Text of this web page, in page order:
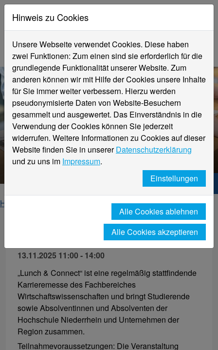
Veranstaltungsdetails
Hochschule Niederrhein. Dein Weg.
Home
Veranstaltungen
Lunch & Connect 2025
13.11.2025 11:00 - 14:00
„Lunch & Connect“ ist eine regelmäßig stattfindende
Karrieremesse des Fachbereiches
Wirtschaftswissenschaften und bringt Studierende
sowie Absolventinnen und Absolventen der
Hochschule Niederrhein und Unternehmen der
Region zusammen.
Teilnahmevoraussetzungen: Die Veranstaltung
Hinweis zu Cookies
Unsere Webseite verwendet Cookies. Diese haben
zwei Funktionen: Zum einen sind sie erforderlich für die
grundlegende Funktionalität unserer Website. Zum
anderen können wir mit Hilfe der Cookies unsere Inhalte
für Sie immer weiter verbessern. Hierzu werden
pseudonymisierte Daten von Website-Besuchern
gesammelt und ausgewertet. Das Einverständnis in die
Verwendung der Cookies können Sie jederzeit
widerrufen. Weitere Informationen zu Cookies auf dieser
Website finden Sie in unsererDatenschutzerklärung
und zu uns im Impressum.
Einstellungen
Alle Cookies ablehnen
Alle Cookies akzeptieren